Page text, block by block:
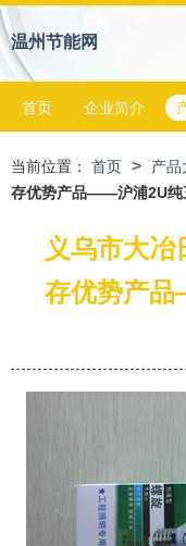
温州节能网
首页 企业简介
当前位置： 首页 > 产品
存优势产品——沪浦2U纯
义乌市大
存优势产